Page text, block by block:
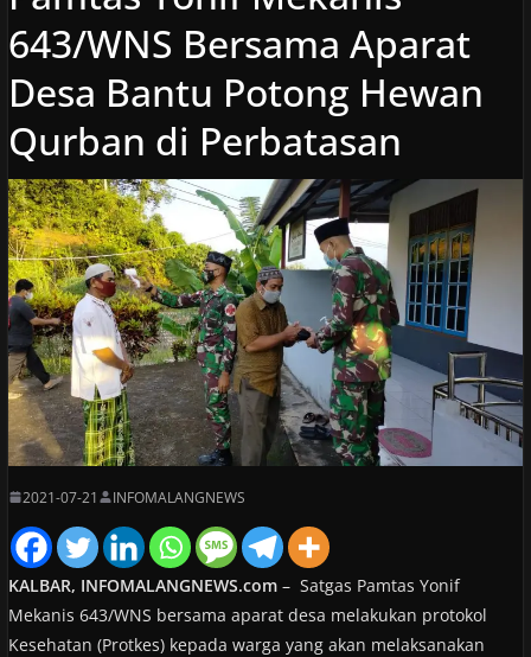
643/WNS Bersama Aparat
Desa Bantu Potong Hewan
Qurban di Perbatasan
2021-07-21 INFOMALANGNEWS
KALBAR, INFOMALANGNEWS.com– Satgas Pamtas Yonif
Mekanis 643/WNS bersama aparat desa melakukan protokol
Kesehatan (Protkes) kepada warga yang akan melaksanakan